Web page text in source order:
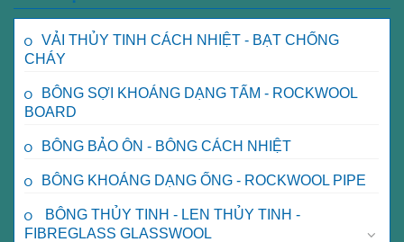
VẢI THỦY TINH CÁCH NHIỆT - BẠT CHỐNG
CHÁY
BÔNG SỢI KHOÁNG DẠNG TẤM - ROCKWOOL
BOARD
BÔNG BẢO ÔN - BÔNG CÁCH NHIỆT
BÔNG KHOÁNG DẠNG ỐNG - ROCKWOOL PIPE
BÔNG THỦY TINH - LEN THỦY TINH -
FIBREGLASS GLASSWOOL